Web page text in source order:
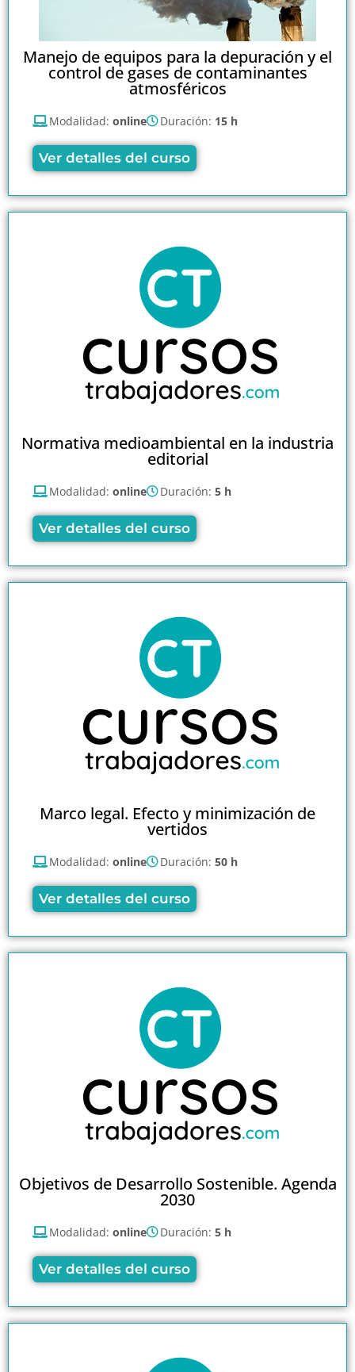
Manejo de equipos para la depuración y el
control de gases de contaminantes
atmosféricos
Modalidad: online Duración: 15 h
Ver detalles del curso
Normativa medioambiental en la industria
editorial
Modalidad: online Duración: 5 h
Ver detalles del curso
Marco legal. Efecto y minimización de
vertidos
Modalidad: online Duración: 50 h
Ver detalles del curso
Objetivos de Desarrollo Sostenible. Agenda
2030
Modalidad: online Duración: 5 h
Ver detalles del curso